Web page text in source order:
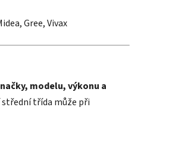
Gree, Vivax
modelu, výkonu a
třída může při